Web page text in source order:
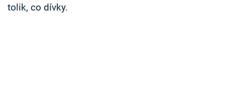
tolik, co dívky.